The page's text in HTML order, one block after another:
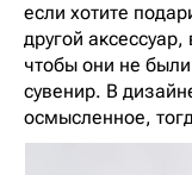
если хотите
другой
чтобы они не
сувенир. В
осмысленное,